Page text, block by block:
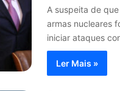
A suspeita de
armas nucleares
iniciar ataques
Ler Mais »